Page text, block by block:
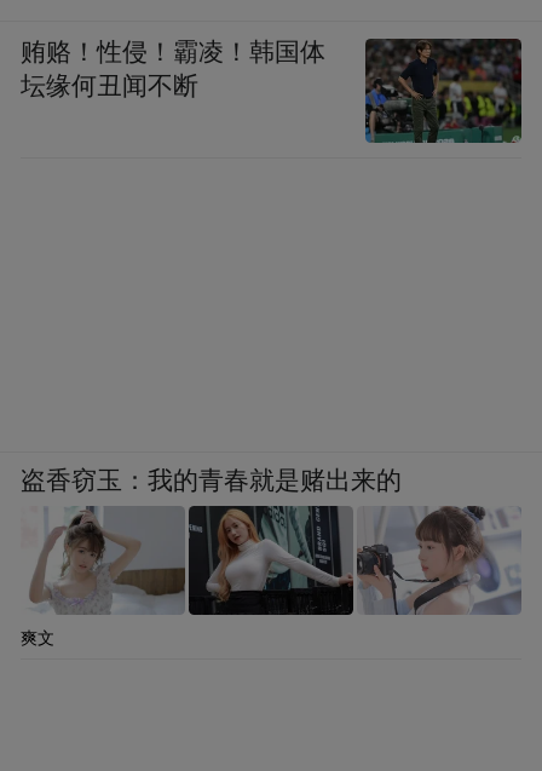
贿赂！性侵！霸凌！韩国体
坛缘何丑闻不断
盗香窃玉：我的青春就是赌出来的
爽文